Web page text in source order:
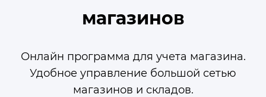
магазинов
Онлайн программа для учета магазина.
Удобное управление большой сетью
магазинов и складов.